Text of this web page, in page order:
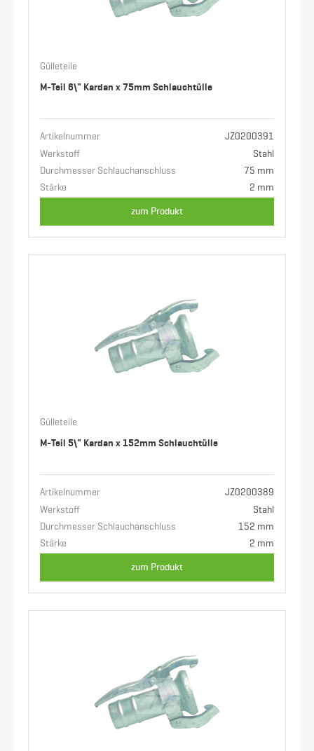
Gülleteile
M-Teil 6\" Kardan x 75mm Schlauchtülle
Artikelnummer
JZ0200391
Werkstoff
Stahl
Durchmesser Schlauchanschluss
75 mm
Stärke
2 mm
zum Produkt
Gülleteile
M-Teil 5\" Kardan x 152mm Schlauchtülle
Artikelnummer
JZ0200389
Werkstoff
Stahl
Durchmesser Schlauchanschluss
152 mm
Stärke
2 mm
zum Produkt